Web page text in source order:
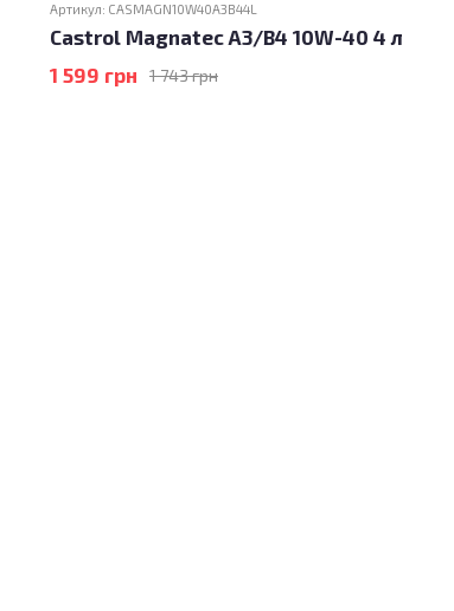
Артикул: CASMAGN10W40A3B44L
Castrol Magnatec A3/B4 10W-40 4 л
1 743 грн
1 599 грн